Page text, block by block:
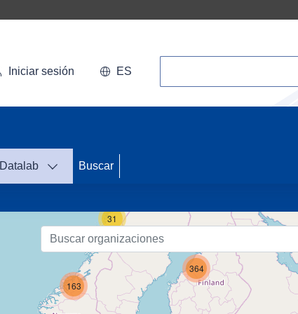
Iniciar sesión ES
Datalab Buscar
31
163
364